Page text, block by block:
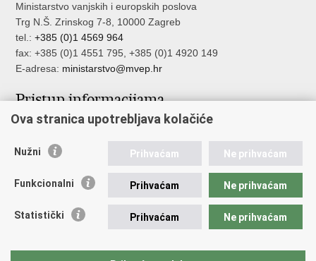
Ministarstvo vanjskih i europskih poslova
Trg N.Š. Zrinskog 7-8, 10000 Zagreb
tel.:+385 (0)1 4569 964
fax: +385 (0)1 4551 795, +385 (0)1 4920 149
E-adresa: ministarstvo@mvep.hr
Pristup informacijama
Pristup informacijama
Nepravilnosti
Javna nabava u MVEP-u
Nadzor rada i unutarnja revizija službe vanjskih poslova
Ova stranica upotrebljava kolačiće
Nužni Prihvaćam Ne prihvaćam
Funkcionalni Prihvaćam Ne prihvaćam
Statistički Prihvaćam Ne prihvaćam